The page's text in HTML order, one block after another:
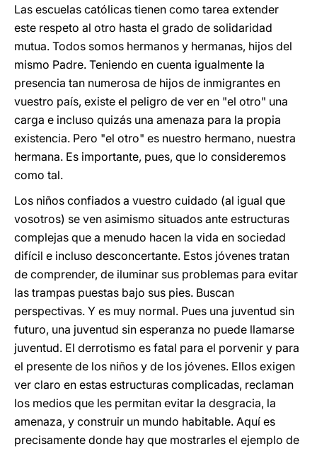
Las escuelas católicas tienen como tarea extender
este respeto al otro hasta el grado de solidaridad
mutua. Todos somos hermanos y hermanas, hijos del
mismo Padre. Teniendo en cuenta igualmente la
presencia tan numerosa de hijos de inmigrantes en
vuestro país, existe el peligro de ver en "el otro" una
carga e incluso quizás una amenaza para la propia
existencia. Pero "el otro" es nuestro hermano, nuestra
hermana. Es importante, pues, que lo consideremos
como tal.
Los niños confiados a vuestro cuidado (al igual que
vosotros) se ven asimismo situados ante estructuras
complejas que a menudo hacen la vida en sociedad
difícil e incluso desconcertante. Estos jóvenes tratan
de comprender, de iluminar sus problemas para evitar
las trampas puestas bajo sus pies. Buscan
perspectivas. Y es muy normal. Pues una juventud sin
futuro, una juventud sin esperanza no puede llamarse
juventud. El derrotismo es fatal para el porvenir y para
el presente de los niños y de los jóvenes. Ellos exigen
ver claro en estas estructuras complicadas, reclaman
los medios que les permitan evitar la desgracia, la
amenaza, y construir un mundo habitable. Aquí es
precisamente donde hay que mostrarles el ejemplo de